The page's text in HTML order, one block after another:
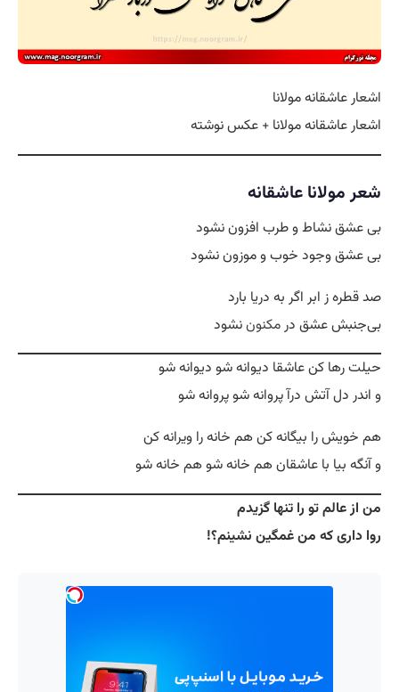
اشعار عاشقانه مولانا
اشعار عاشقانه مولانا + عکس نوشته
شعر مولانا عاشقانه
بی عشق نشاط و طرب افزون نشود
بی عشق وجود خوب و موزون نشود
صد قطره ز ابر اگر به دریا بارد
بی‌جنبش عشق در مکنوننشود
حیلت رها کن عاشقا دیوانه شو دیوانه شو
و اندر دل آتش درآ پروانه شو پروانه شو
هم خویش را بیگانه کن هم خانه را ویرانه کن
و آنگه بیا با عاشقان هم خانه شو هم خانه شو
من از عالم تو را تنها گزیدم
روا داری که من غمگین نشینم؟!